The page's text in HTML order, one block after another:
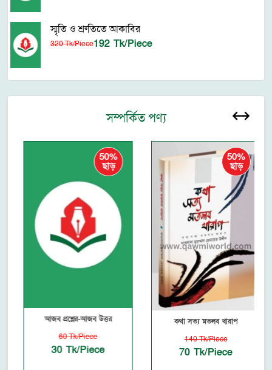
স্মৃতি ও শ্রুতিতে আকাবির
320 Tk/Piece192 Tk/Piece
সম্পর্কিত পণ্য
50%
ছাড়
আজব প্রশ্নের-আজব উত্তর
60 Tk/Piece
30 Tk/Piece
50%
ছাড়
কথা সত্য মতলব খারাপ
140 Tk/Piece
70 Tk/Piece